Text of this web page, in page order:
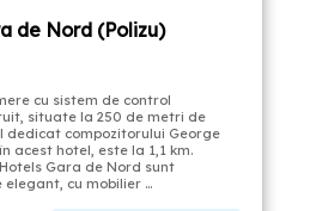
de Nord (Polizu)
cu sistem de control
situate la 250 de metri de
dedicat compozitorului George
acest hotel, este la 1,1 km.
Gara de Nord sunt
cu mobilier …